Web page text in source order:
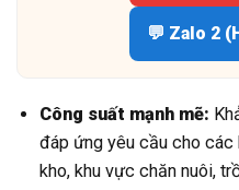
💬 Zalo 2
Công suất mạnh mẽ:
đáp ứng yêu cầu cho các
kho, khu vực chăn nuôi,